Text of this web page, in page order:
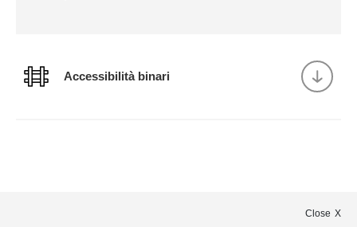
Accessibilità binari
Close